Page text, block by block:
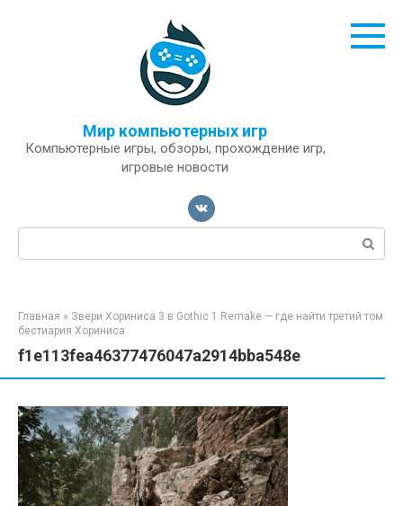
Мир компьютерных игр
Компьютерные игры, обзоры, прохождение игр,
игровые новости
Поиск:
Главная » Звери Хориниса 3 в Gothic 1 Remake — где найти третий том
бестиария Хориниса
f1e113fea46377476047a2914bba548e